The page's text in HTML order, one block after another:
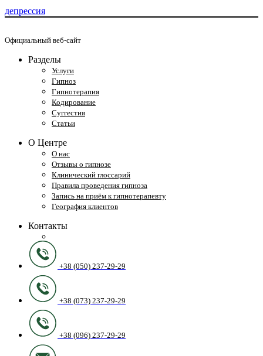
депрессия
Официальный веб-сайт
Разделы
Услуги
Гипноз
Гипнотерапия
Кодирование
Суггестия
Статьи
О Центре
О нас
Отзывы о гипнозе
Клинический глоссарий
Правила проведения гипноза
Запись на приём к гипнотерапевту
География клиентов
Контакты
+38 (050) 237-29-29
+38 (073) 237-29-29
+38 (096) 237-29-29